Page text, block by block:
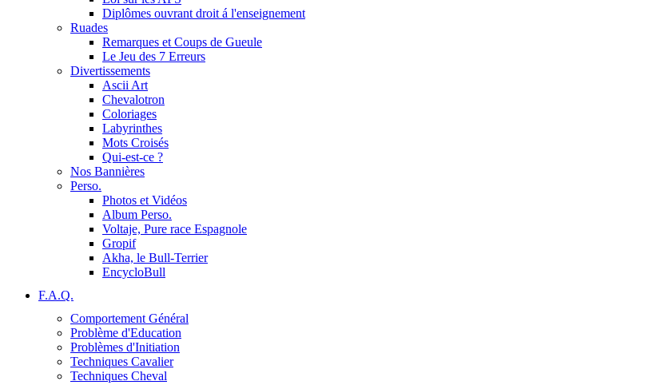
Diplômes ouvrant droit á l'enseignement
Ruades
Remarques et Coups de Gueule
Le Jeu des 7 Erreurs
Divertissements
Ascii Art
Chevalotron
Coloriages
Labyrinthes
Mots Croisés
Qui-est-ce ?
Nos Bannières
Perso.
Photos et Vidéos
Album Perso.
Voltaje, Pure race Espagnole
Gropif
Akha, le Bull-Terrier
EncycloBull
F.A.Q.
Comportement Général
Problème d'Education
Problèmes d'Initiation
Techniques Cavalier
Techniques Cheval